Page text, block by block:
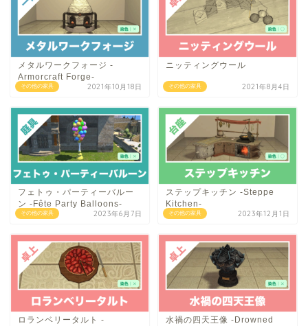
その他の家具
メタルワークフォージ -
Armorcraft Forge-
2021年10月18日 その他の家具
ニッティングウール
2021年8月4日
その他の家具
フェトゥ・パーティーバルー
ン -Fête Party Balloons-
2023年6月7日 その他の家具
ステップキッチン -Steppe
Kitchen-
2023年12月1日
ロランベリータルト -
水禍の四天王像 -Drowned